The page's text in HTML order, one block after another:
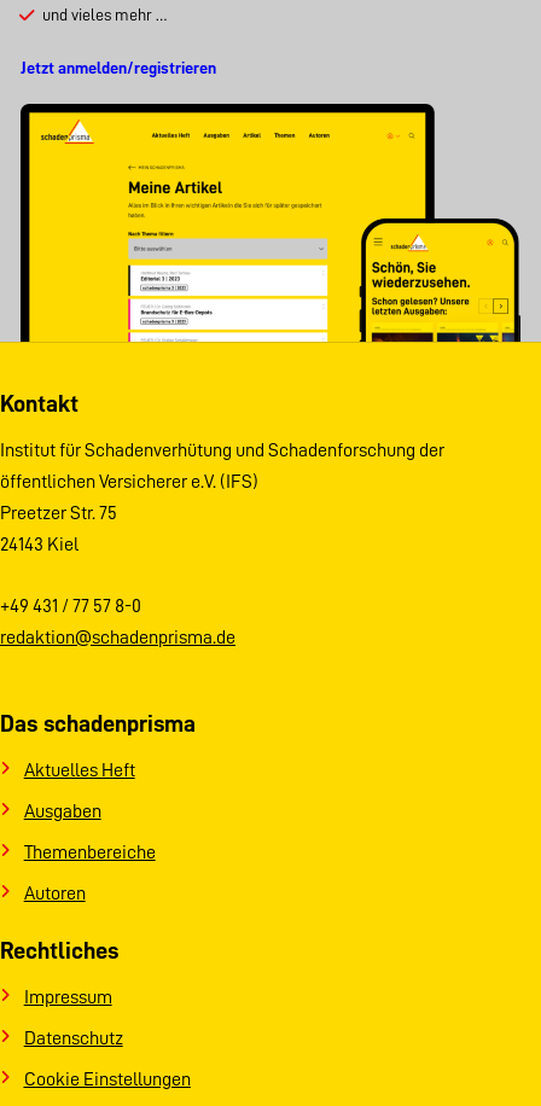
und vieles mehr …
Jetzt anmelden/registrieren
Kontakt
Institut für Schadenverhütung und Schadenforschung der
öffentlichen Versicherer e.V. (IFS)
Preetzer Str. 75
24143 Kiel
+49 431 / 77 57 8-0
redaktion@schadenprisma.de
Das schadenprisma
Aktuelles Heft
Ausgaben
Themenbereiche
Autoren
Rechtliches
Impressum
Datenschutz
Cookie Einstellungen